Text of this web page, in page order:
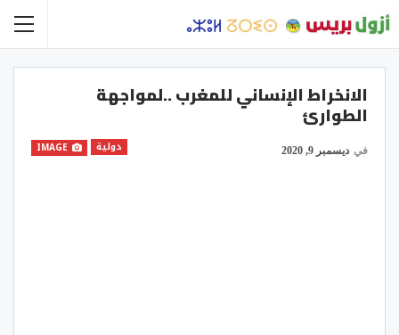
الانخراط الإنساني للمغرب ..لمواجهة
الطوارئ
دولية في ديسمبر 9, 2020